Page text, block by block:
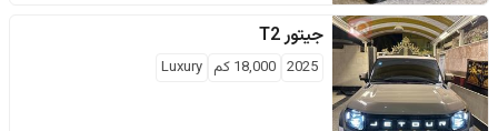
جيتورT2
2025
18,000 كم Luxury